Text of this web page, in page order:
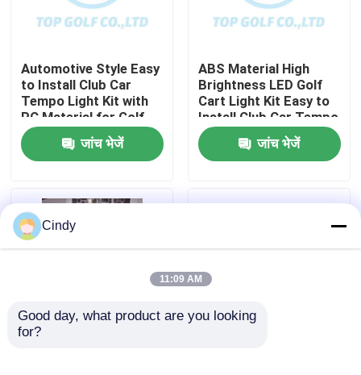
हमारे बारे में
कारखाना भ्रमण
गुणवत्ता नियंत्रण
संपर्क करें
समाचार
गोल्फ कार्ट व्हील कवर
Automotive Style Easy
to Install Club Car
Tempo Light Kit with
PC Material for Golf
Cart LED Light Kit
जांच भेजें
ABS Material High
Brightness LED Golf
Cart Light Kit Easy to
Install Club Car Tempo
जांच भेजें
Cindy
11:09 AM
Good day, what product are you looking
for?